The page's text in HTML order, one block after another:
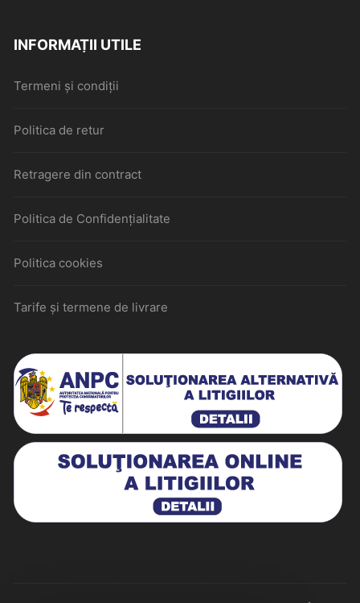
INFORMAȚII UTILE
Termeni și condiții
Politica de retur
Retragere din contract
Politica de Confidențialitate
Politica cookies
Tarife și termene de livrare